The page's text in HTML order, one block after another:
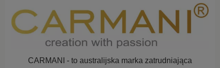
CARMANI - to australijska marka zatrudniająca